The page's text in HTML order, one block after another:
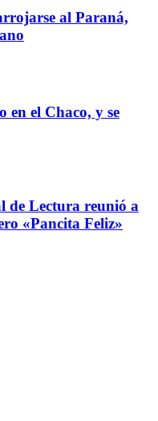
al Paraná,
en el Chaco, y se
de Lectura reunió a
«Pancita Feliz»